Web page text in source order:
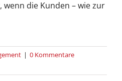
die Kunden – wie zur
| 0 Kommentare